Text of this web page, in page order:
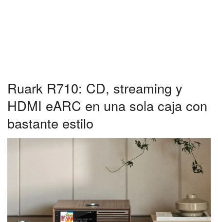
Ruark R710: CD, streaming y
HDMI eARC en una sola caja con
bastante estilo